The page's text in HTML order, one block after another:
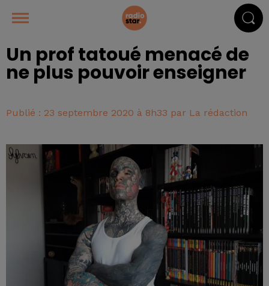
Un prof tatoué menacé de
ne plus pouvoir enseigner
Publié : 23 septembre 2020 à 8h33 par La rédaction